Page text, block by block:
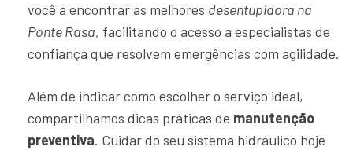
você a encontrar as melhores desentupidora na
Ponte Rasa, facilitando o acesso a especialistas de
confiança que resolvem emergências com agilidade.
Além de indicar como escolher o serviço ideal,
compartilhamos dicas práticas de manutenção
preventiva. Cuidar do seu sistema hidráulico hoje